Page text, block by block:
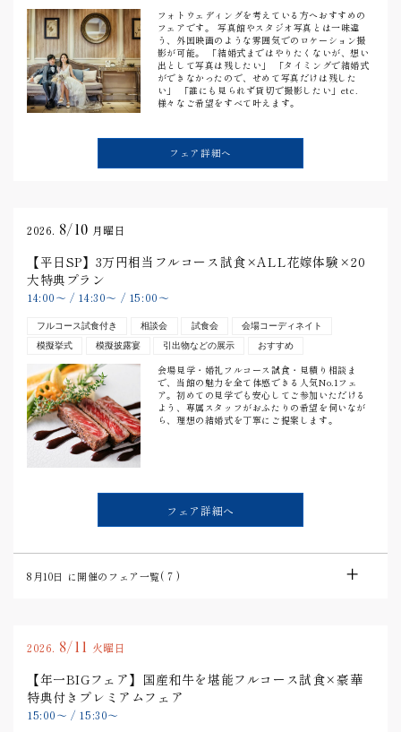
フォトウェディングを考えている方へおすすめの
フェアです。 写真館やスタジオ写真とは一味違
う、外国映画のような雰囲気でのロケーション撮
影が可能。 「結婚式まではやりたくないが、想い
出として写真は残したい」 「タイミングで結婚式
ができなかったので、せめて写真だけは残した
い」 「誰にも見られず貸切で撮影したい」etc.
様々なご希望をすべて叶えます。
フェア詳細へ
2026. 8/10 月曜日
【平日SP】3万円相当フルコース試食×ALL花嫁体験×20
大特典プラン
14:00〜 / 14:30〜 / 15:00〜
フルコース試食付き 相談会 試食会
会場コーディネイト
模擬挙式
模擬披露宴 引出物などの展示 おすすめ
会場見学・婚礼フルコース試食・見積り相談ま
で、当館の魅力を全て体感できる人気No.1フェ
ア。初めての見学でも安心してご参加いただける
よう、専属スタッフがおふたりの希望を伺いなが
ら、理想の結婚式を丁寧にご提案します。
フェア詳細へ
8月10日 に開催のフェア一覧(7 )
2026. 8/11 火曜日
【年一BIGフェア】国産和牛を堪能フルコース試食×豪華
特典付きプレミアムフェア
15:00〜/ 15:30〜